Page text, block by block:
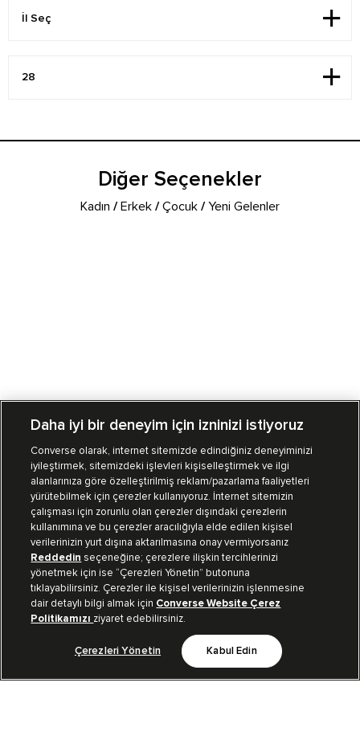
Diğer Seçenekler
Kadın /Erkek /Çocuk /Yeni Gelenler
Mağazalarımız Sipariş Takibi
Müşteri İlişkileri
Koleksiyon
Kurumsal
Bizi Takip Et
Daha iyi bir deneyim için izninizi istiyoruz
Converse olarak, internet sitemizde edindiğiniz deneyiminizi
iyileştirmek, sitemizdeki işlevleri kişiselleştirmek ve ilgi
alanlarınıza göre özelleştirilmiş reklam/pazarlama faaliyetleri
yürütebilmek için çerezler kullanıyoruz. İnternet sitemizin
çalışması için zorunlu olan çerezler dışındaki çerezlerin
kullanımına ve bu çerezler aracılığıyla elde edilen kişisel
verilerinizin yurt dışına aktarılmasına onay vermiyorsanız
Reddedin seçeneğine; çerezlere ilişkin tercihlerinizi
yönetmek için ise “Çerezleri Yönetin” butonuna
tıklayabilirsiniz. Çerezler ile kişisel verilerinizin işlenmesine
dair detaylı bilgi almak için Converse Website Çerez
Politikamızı ziyaret edebilirsiniz.
Çerezleri Yönetin Kabul Edin